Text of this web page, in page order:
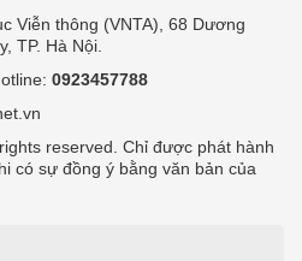
Viễn thông (VNTA), 68 Dương
TP. Hà Nội.
0923457788
reserved. Chỉ được phát hành
có sự đồng ý bằng văn bản của